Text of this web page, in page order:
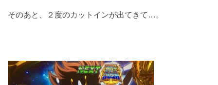
そのあと、２度のカットインが出てきて…。